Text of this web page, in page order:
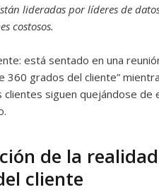
lideradas por líderes de
costosos.
está sentado en una
360 ​​grados del cliente”
clientes siguen quejándose
de la
cliente